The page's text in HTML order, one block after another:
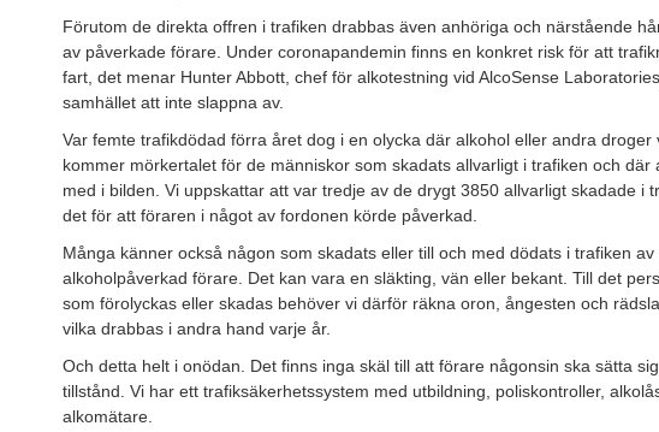
Förutom de direkta offren i trafiken drabbas även anhöriga och närstående
av påverkade förare. Under coronapandemin finns en konkret risk för att
fart, det menar Hunter Abbott, chef för alkotestning vid AlcoSense
samhället att inte slappna av.
Var femte trafikdödad förra året dog i en olycka där alkohol eller andra droger
kommer mörkertalet för de människor som skadats allvarligt i trafiken och där
med i bilden. Vi uppskattar att var tredje av de drygt 3850 allvarligt skadade i
det för att föraren i något av fordonen körde påverkad.
Många känner också någon som skadats eller till och med dödats i trafiken
alkoholpåverkad förare. Det kan vara en släkting, vän eller bekant. Till det
som förolyckas eller skadas behöver vi därför räkna oron, ångesten och
vilka drabbas i andra hand varje år.
Och detta helt i onödan. Det finns inga skäl till att förare någonsin ska sätta
tillstånd. Vi har ett trafiksäkerhetssystem med utbildning, poliskontroller,
alkomätare.